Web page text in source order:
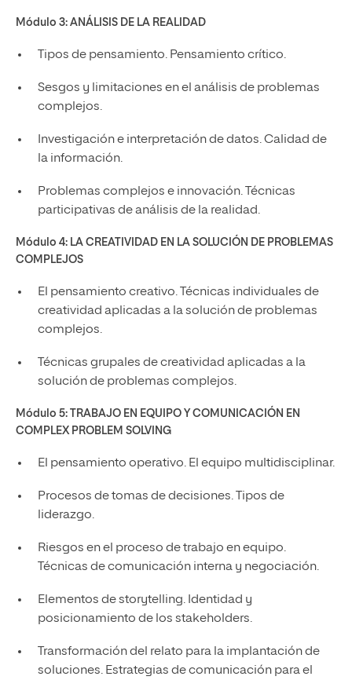
Módulo 3: ANÁLISIS DE LA REALIDAD
Tipos de pensamiento. Pensamiento crítico.
Sesgos y limitaciones en el análisis de problemas
complejos.
Investigación e interpretación de datos. Calidad de
la información.
Problemas complejos e innovación. Técnicas
participativas de análisis de la realidad.
Módulo 4: LA CREATIVIDAD EN LA SOLUCIÓN DE PROBLEMAS
COMPLEJOS
El pensamiento creativo. Técnicas individuales de
creatividad aplicadas a la solución de problemas
complejos.
Técnicas grupales de creatividad aplicadas a la
solución de problemas complejos.
Módulo 5:
TRABAJO EN EQUIPO Y COMUNICACIÓN EN
COMPLEX PROBLEM SOLVING
El pensamiento operativo. El equipo multidisciplinar.
Procesos de tomas de decisiones. Tipos de
liderazgo.
Riesgos en el proceso de trabajo en equipo.
Técnicas de comunicación interna y negociación.
Elementos de storytelling. Identidad y
posicionamiento de los stakeholders.
Transformación del relato para la implantación de
soluciones. Estrategias de comunicación para el